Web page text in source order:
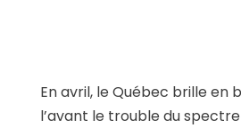
En avril, le Québec brille en
l’avant le trouble du